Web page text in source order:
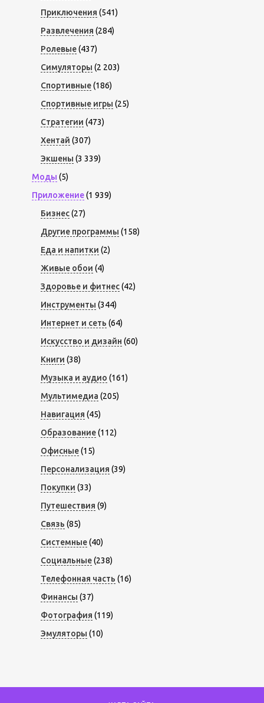
Приключения (541)
Развлечения (284)
Ролевые(437)
Симуляторы (2 203)
Спортивные(186)
Спортивные игры (25)
Стратегии (473)
Хентай (307)
Экшены (3 339)
Моды (5)
Приложение(1 939)
Бизнес(27)
Другие программы (158)
Еда и напитки (2)
Живые обои (4)
Здоровье и фитнес(42)
Инструменты (344)
Интернет и сеть (64)
Искусство и дизайн (60)
Книги (38)
Музыка и аудио (161)
Мультимедиа (205)
Навигация (45)
Образование(112)
Офисные(15)
Персонализация (39)
Покупки (33)
Путешествия (9)
Связь (85)
Системные(40)
Социальные(238)
Телефонная часть (16)
Финансы (37)
Фотография (119)
Эмуляторы (10)